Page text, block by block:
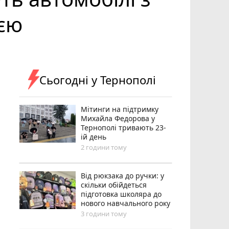
Сьогодні у Тернополі
Мітинги на підтримку
Михайла Федорова у
Тернополі тривають 23-
ій день
2 години тому
Від рюкзака до ручки: у
скільки обійдеться
підготовка школяра до
нового навчального року
3 години тому